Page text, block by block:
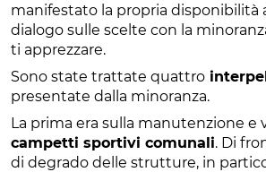
manifestato la propria disponibilità
dialogo sulle scelte con la
ti apprezzare.
Sono state trattate quattro
presentate dalla minoranza.
La prima era sulla manutenzione e
campetti sportivi comunali. Di
di degrado delle strutture, in